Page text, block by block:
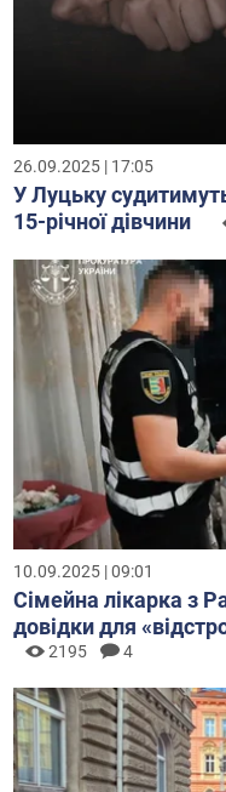
26.09.2025 | 17:05
У Луцьку
15-річної дівчини
10.09.2025 | 09:01
Сімейна лікарка з
довідки для
2195 4